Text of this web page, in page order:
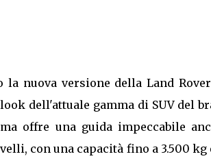
la nuova versione della Land
dell'attuale gamma di SUV del
offre una guida impeccabile
con una capacità fino a 3.500